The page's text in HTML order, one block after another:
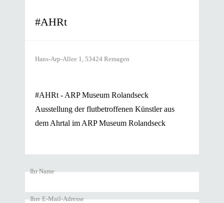
#AHRt
Hans-Arp-Allee 1, 53424 Remagen
#AHRt - ARP Museum Rolandseck
Ausstellung der flutbetroffenen Künstler aus
dem Ahrtal im ARP Museum Rolandseck
Ihr Name
Ihre E-Mail-Adresse